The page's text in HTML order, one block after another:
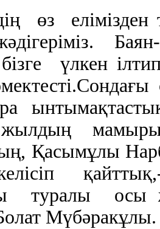
өз
үлкен
Қасымұлы
туралы осы
Мүбәракұлы.